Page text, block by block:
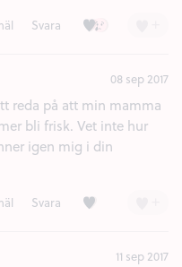
Svara Kärlek (9)
Ledsen (3)
08 sep 2017
reda på att min mamma
bli frisk. Vet inte hur
igen mig i din
Svara Kärlek (6)
11 sep 2017